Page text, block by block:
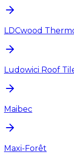
LDCwood
Ludowici Roof
Maibec
Maxi-Forêt